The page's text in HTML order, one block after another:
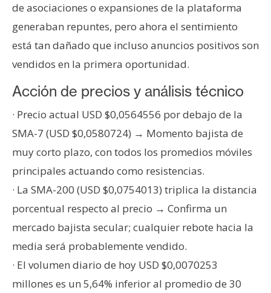
de asociaciones o expansiones de la plataforma
generaban repuntes, pero ahora el sentimiento
está tan dañado que incluso anuncios positivos son
vendidos en la primera oportunidad.
Acción de precios y análisis técnico
· Precio actual USD $0,0564556 por debajo de la
SMA-7 (USD $0,0580724) → Momento bajista de
muy corto plazo, con todos los promedios móviles
principales actuando como resistencias.
· La SMA-200 (USD $0,0754013) triplica la distancia
porcentual respecto al precio → Confirma un
mercado bajista secular; cualquier rebote hacia la
media será probablemente vendido.
· El volumen diario de hoy USD $0,0070253
millones es un 5,64% inferior al promedio de 30